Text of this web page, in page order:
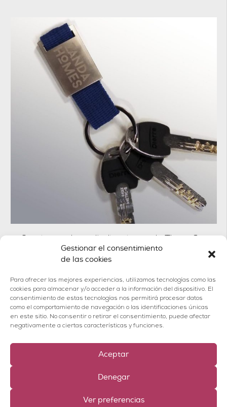
Gestionar el consentimiento
de las cookies
Para ofrecer las mejores experiencias, utilizamos tecnologías como las
cookies para almacenar y/o acceder a la información del dispositivo. El
consentimiento de estas tecnologías nos permitirá procesar datos
como el comportamiento de navegación o las identificaciones únicas
en este sitio. No consentir o retirar el consentimiento, puede afectar
negativamente a ciertas características y funciones.
Aceptar
Denegar
Ver preferencias
Comienzan las adjudicaciones de Thera Sur
Soc. Coop. M.
POLÍTICA DE PRIVACIDAD
AVISO LEGAL